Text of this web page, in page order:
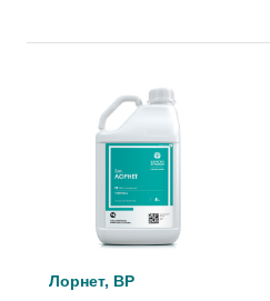
Лорнет, ВР